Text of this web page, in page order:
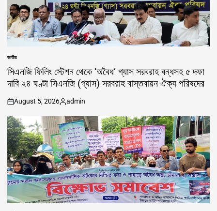
POSTED
IN
জাতীয়
সিএনজি ফিলিং স্টেশন থেকে ‘অবৈধ’ গ্যাস সরবরাহ বন্ধসহ ৫ দফা
দাবি ২৪ ঘণ্টা সিএনজি (গ্যাস) সরবরাহ বাস্তবায়ন ঐক্য পরিষদের
on
August 5, 2026
Posted
by
admin